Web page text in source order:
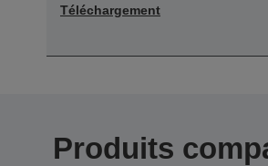
Téléchargement
Produits